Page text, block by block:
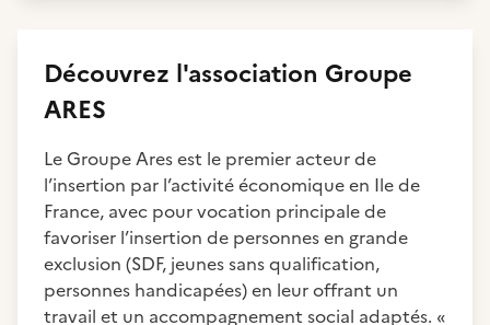
Découvrez l'association Groupe
ARES
Le Groupe Ares est le premier acteur de
l’insertion par l’activité économique en Ile de
France, avec pour vocation principale de
favoriser l’insertion de personnes en grande
exclusion (SDF, jeunes sans qualification,
personnes handicapées) en leur offrant un
travail et un accompagnement social adaptés. «